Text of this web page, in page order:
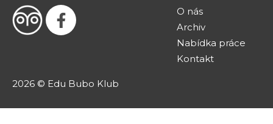
O nás
Archiv
Nabídka práce
Kontakt
2026 © Edu Bubo Klub